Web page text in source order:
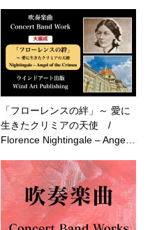
「フローレンスの絆」～ 愛に
生きたクリミアの天使 /
Florence Nightingale – Ange…